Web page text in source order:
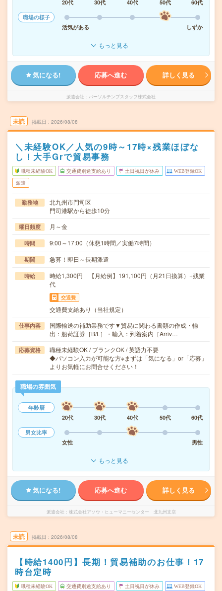
20代
30代 40代 50代
60代
職場の様子
活気がある
しずか
もっと見る
気になる! 応募へ進む 詳しく見る
派遣会社 パーソルテンプスタッフ株式会社
未読 掲載日 2026/08/08
＼未経験OK／人気の9時～17時×残業ほぼな
し！大手Grで貿易事務
職種未経験OK 交通費別途支給あり 土日祝日が休み WEB登録OK
派遣
勤務地
北九州市門司区
門司港駅から徒歩10分
曜日頻度 月～金
時間 9:00～17:00（休憩1時間／実働7時間）
期間 急募！即日～長期派遣
時給
時給1,300円 【月給例】191,100円（月21日換算）+残業
代
交通費
交通費支給あり（当社規定）
仕事内容
国際輸送の補助業務です▼貿易に関わる書類の作成・輸
出：船荷証券［B/L］・輸入：到着案内［Arriv…
応募資格
職種未経験OK / ブランクOK / 英語力不要
◆パソコン入力が可能な方※まずは「気になる」or「応募」
よりお気軽にお問合せください！
職場の雰囲気
年齢層
20代
30代 40代 50代
60代
男女比率
女性
男性
もっと見る
気になる! 応募へ進む 詳しく見る
派遣会社 株式会社アソウ・ヒューマニーセンター 北九州支店
未読 掲載日 2026/08/08
【時給1400円】長期！貿易補助のお仕事！17
時台定時
職種未経験OK 交通費別途支給あり 土日祝日が休み WEB登録OK